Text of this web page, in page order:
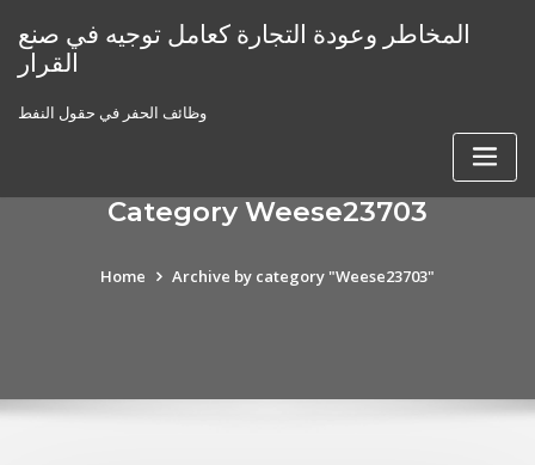
content
المخاطر وعودة التجارة كعامل توجيه في صنع
القرار
وظائف الحفر في حقول النفط
Category Weese23703
Home Archive by category "Weese23703"